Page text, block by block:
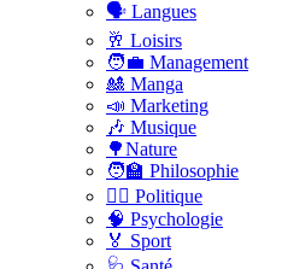
🗣 Langues
🥂 Loisirs
🧑‍💼 Management
🎎 Manga
📣 Marketing
🎶 Musique
🌳Nature
🧑‍🏫 Philosophie
👨‍⚖️ Politique
🧠 Psychologie
🏅 Sport